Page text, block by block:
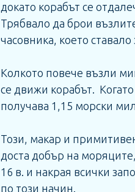
докато корабът се
Трябвало да брои
часовника, което ставало
Колкото повече възли
се движи корабът.
получава 1,15 морски
Този, макар и
доста добър на
16 в. и накрая всички
по този начин.